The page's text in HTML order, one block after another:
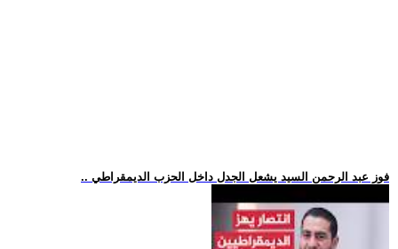
.. فوز عبد الرحمن السيد يشعل الجدل داخل الحزب الديمقراطي